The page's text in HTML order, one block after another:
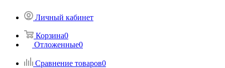
Личный кабинет
Корзина0
Отложенные0
Сравнение товаров0